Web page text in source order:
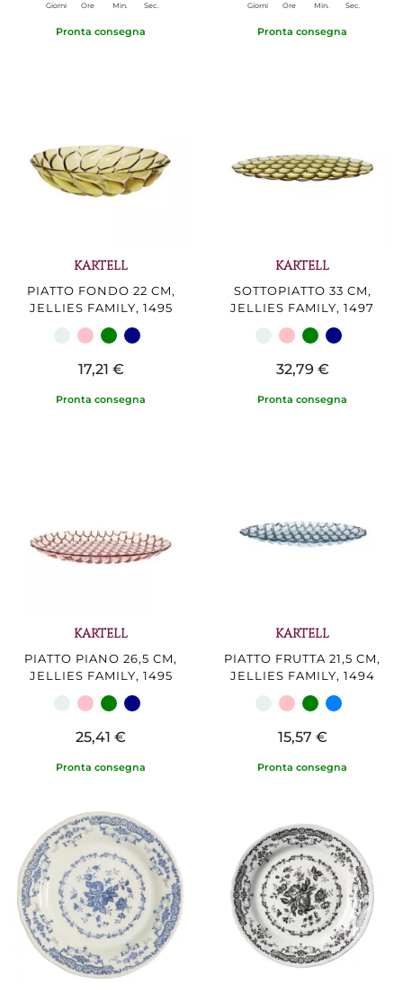
Giorni Ore Min. Sec.
Pronta consegna
Giorni Ore Min. Sec.
Pronta consegna
KARTELL
PIATTO FONDO 22 CM,
JELLIES FAMILY, 1495
17,21 €
Pronta consegna
KARTELL
SOTTOPIATTO 33 CM,
JELLIES FAMILY, 1497
32,79 €
Pronta consegna
KARTELL
PIATTO PIANO 26,5 CM,
JELLIES FAMILY, 1495
25,41 €
Pronta consegna
KARTELL
PIATTO FRUTTA 21,5 CM,
JELLIES FAMILY, 1494
15,57 €
Pronta consegna